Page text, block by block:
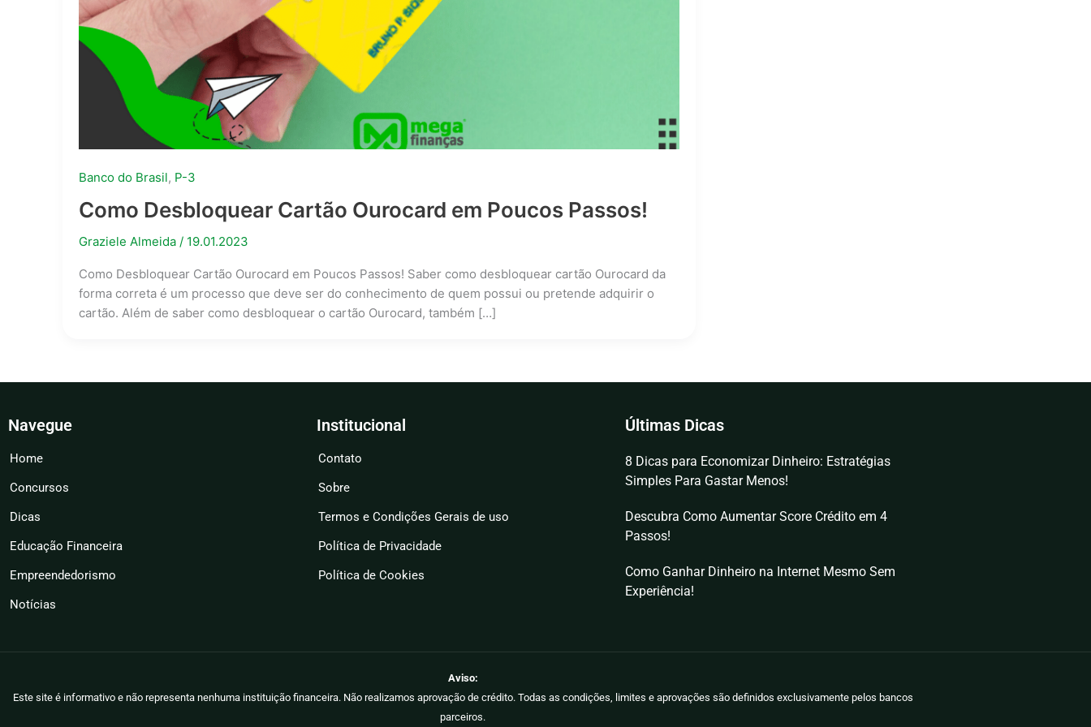
Banco do Brasil, P-3
Como Desbloquear Cartão Ourocard em Poucos Passos!
Graziele Almeida / 19.01.2023
Como Desbloquear Cartão Ourocard em Poucos Passos! Saber como desbloquear cartão Ourocard da
forma correta é um processo que deve ser do conhecimento de quem possui ou pretende adquirir o
cartão. Além de saber como desbloquear o cartão Ourocard, também […]
Navegue
Home
Concursos
Dicas
Educação Financeira
Empreendedorismo
Notícias
Institucional
Contato
Sobre
Termos e Condições Gerais de uso
Política de Privacidade
Política de Cookies
Últimas Dicas
8 Dicas para Economizar Dinheiro: Estratégias
Simples Para Gastar Menos!
Descubra Como Aumentar Score Crédito em 4
Passos!
Como Ganhar Dinheiro na Internet Mesmo Sem
Experiência!
Aviso:
Este site é informativo e não representa nenhuma instituição financeira. Não realizamos aprovação de crédito. Todas as condições, limites e aprovações são definidos exclusivamente pelos bancos
parceiros.